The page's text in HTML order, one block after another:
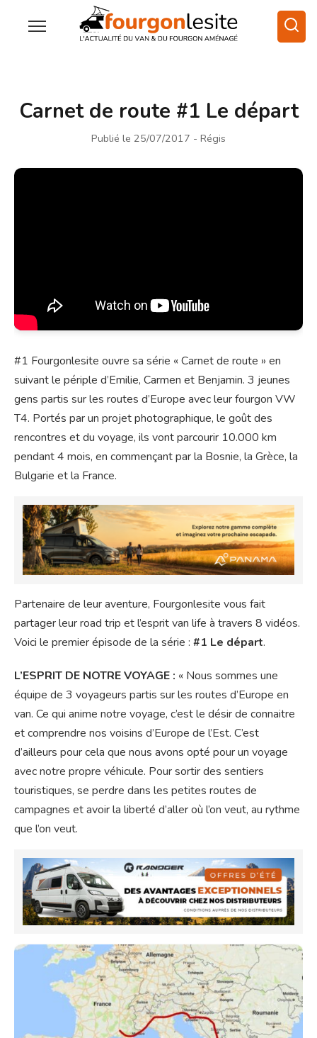
Carnet de route #1 Le départ
Publié le 25/07/2017 - Régis
#1 Fourgonlesite ouvre sa série « Carnet de route » en
suivant le périple d’Emilie, Carmen et Benjamin. 3 jeunes
gens partis sur les routes d’Europe avec leur fourgon VW
T4. Portés par un projet photographique, le goût des
rencontres et du voyage, ils vont parcourir 10.000 km
pendant 4 mois, en commençant par la Bosnie, la Grèce, la
Bulgarie et la France.
Partenaire de leur aventure, Fourgonlesite vous fait
partager leur road trip et l’esprit van life à travers 8 vidéos.
Voici le premier épisode de la série : #1 Le départ.
L’ESPRIT DE NOTRE VOYAGE : « Nous sommes une
équipe de 3 voyageurs partis sur les routes d’Europe en
van. Ce qui anime notre voyage, c’est le désir de connaitre
et comprendre nos voisins d’Europe de l’Est. C’est
d’ailleurs pour cela que nous avons opté pour un voyage
avec notre propre véhicule. Pour sortir des sentiers
touristiques, se perdre dans les petites routes de
campagnes et avoir la liberté d’aller où l’on veut, au rythme
que l’on veut.